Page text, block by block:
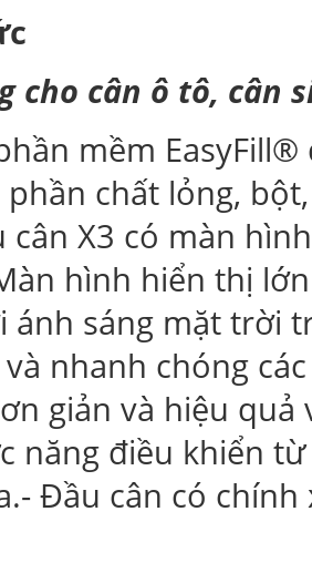
cho cân ô tô, cân
mềm
chất lỏng,
cân X3 có màn
hình hiển thị
ánh sáng mặt trời
nhanh chóng
giản và hiệu
năng điều khiển
Đầu cân có